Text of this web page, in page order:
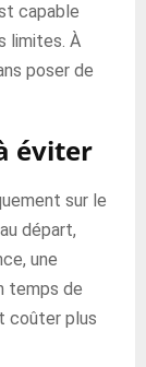
capable
limites. À
poser de
éviter
sur le
départ,
une
temps de
coûter plus